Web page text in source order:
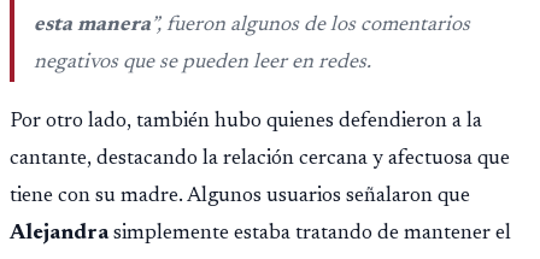
esta manera”, fueron algunos de los comentarios
negativos que se pueden leer en redes.
Por otro lado, también hubo quienes defendieron a la
cantante, destacando la relación cercana y afectuosa que
tiene con su madre. Algunos usuarios señalaron que
Alejandrasimplemente estaba tratando de mantener el